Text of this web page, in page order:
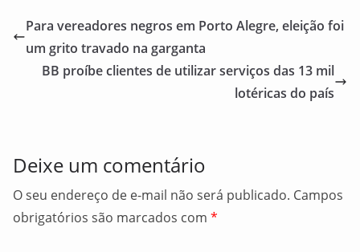
e
b
o
l e
Para vereadores negros em Porto Alegre, eleição foi
um grito travado na garganta
BB proíbe clientes de utilizar serviços das 13 mil
lotéricas do país
Deixe um comentário
O seu endereço de e-mail não será publicado. Campos
obrigatórios são marcados com *